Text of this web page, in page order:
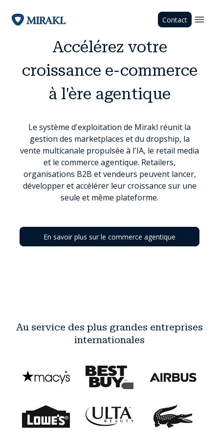
Contact
Accélérez votre
croissance e-commerce
à l'ère agentique
Le système d'exploitation de Mirakl réunit la
gestion des marketplaces et du dropship, la
vente multicanale propulsée à l'IA, le retail media
et le commerce agentique. Retailers,
organisations B2B et vendeurs peuvent lancer,
développer et accélérer leur croissance sur une
seule et même plateforme.
En savoir plus sur le commerce agentique
Au service des plus grandes entreprises
internationales